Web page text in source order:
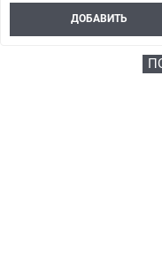
ДОБАВИТЬ